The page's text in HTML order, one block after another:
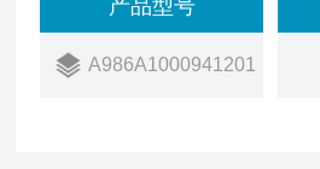
产品型号
A986A1000941201